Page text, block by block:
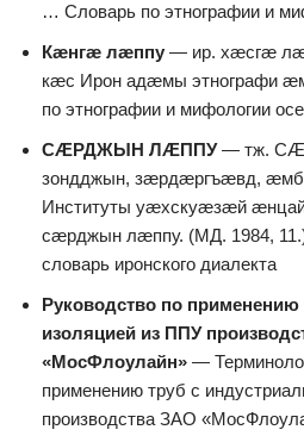
… Словарь по этнографии и
Кæнгæ лæппу — ир. хæсгæ
кæс Ирон адæмы этнографи
по этнографии и мифологии
СÆРДЖЫН ЛÆППУ— тж.
зондджын, зæрдæргъæвд,
Институты уæхскуæзæй
сæрджын лæппу. (МД. 1984,
словарь иронского диалекта
Руководство по применению
изоляцией из ППУ
«МосФлоулайн» —
применению труб с
производства ЗАО